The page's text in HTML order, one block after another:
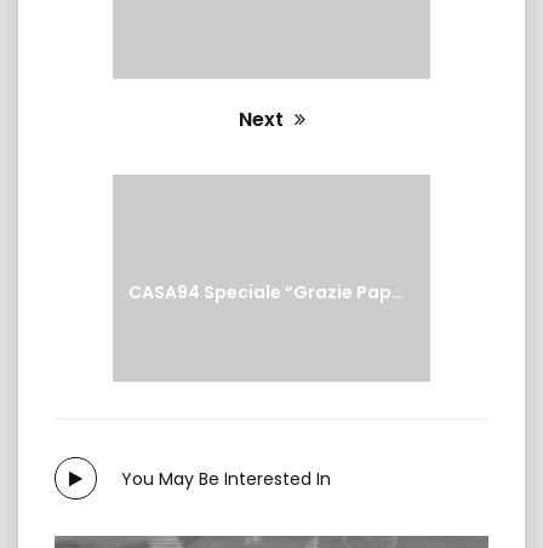
Next
CASA94 Speciale “Grazie Papa Francesco”
You May Be Interested In